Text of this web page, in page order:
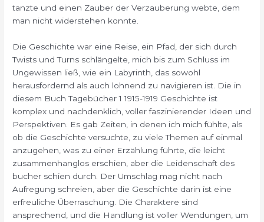
tanzte und einen Zauber der Verzauberung webte, dem
man nicht widerstehen konnte.
Die Geschichte war eine Reise, ein Pfad, der sich durch
Twists und Turns schlängelte, mich bis zum Schluss im
Ungewissen ließ, wie ein Labyrinth, das sowohl
herausfordernd als auch lohnend zu navigieren ist. Die in
diesem Buch Tagebücher 1 1915-1919 Geschichte ist
komplex und nachdenklich, voller faszinierender Ideen und
Perspektiven. Es gab Zeiten, in denen ich mich fühlte, als
ob die Geschichte versuchte, zu viele Themen auf einmal
anzugehen, was zu einer Erzählung führte, die leicht
zusammenhanglos erschien, aber die Leidenschaft des
bucher schien durch. Der Umschlag mag nicht nach
Aufregung schreien, aber die Geschichte darin ist eine
erfreuliche Überraschung. Die Charaktere sind
ansprechend, und die Handlung ist voller Wendungen, um